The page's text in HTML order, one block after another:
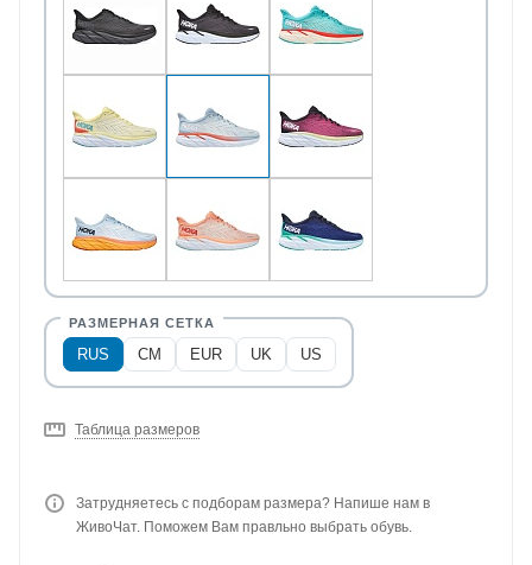
RUS CM EUR UK US
Таблица размеров
Затрудняетесь с подборам размера? Напише нам в
ЖивоЧат. Поможем Вам правльно выбрать обувь.